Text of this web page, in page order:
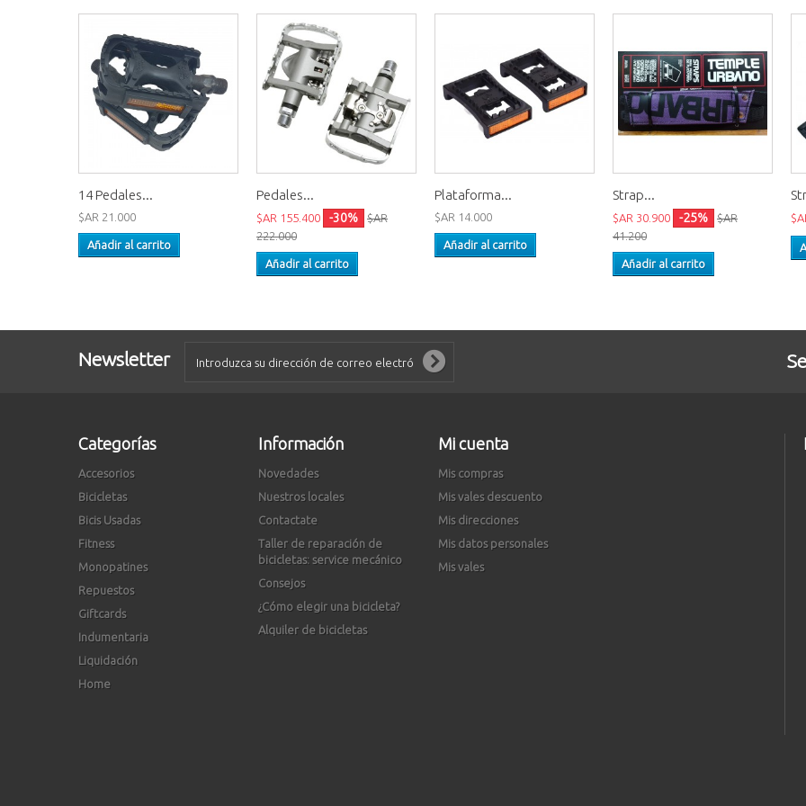
14 Pedales...
$AR 21.000
Añadir al carrito
Pedales...
$AR 155.400 -30%
$AR
222.000
Añadir al carrito
Plataforma...
$AR 14.000
Añadir al carrito
Strap...
$AR 30.900 -25%
$AR
41.200
Añadir al carrito
Newsletter
Categorías
Accesorios
Bicicletas
Bicis Usadas
Fitness
Monopatines
Repuestos
Giftcards
Indumentaria
Liquidación
Home
Información
Novedades
Nuestros locales
Contactate
Taller de reparación de
bicicletas: service mecánico
Consejos
¿Cómo elegir una bicicleta?
Alquiler de bicicletas
Mi cuenta
Mis compras
Mis vales descuento
Mis direcciones
Mis datos personales
Mis vales